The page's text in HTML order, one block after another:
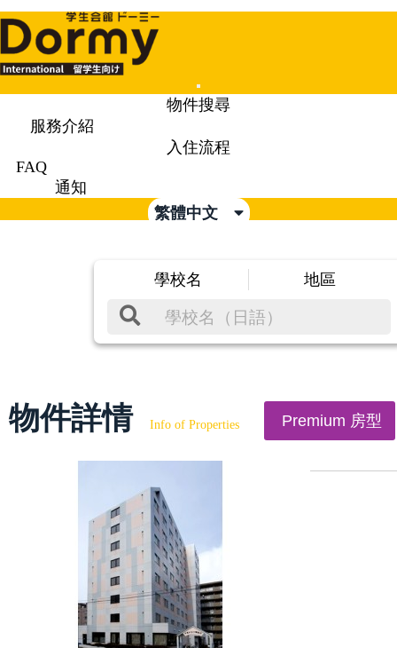
Mobile
Menu
物件搜尋
服務介紹
入住流程
FAQ
通知
繁體中文
學校名 地區
物件詳情 Info of Properties Premium 房型